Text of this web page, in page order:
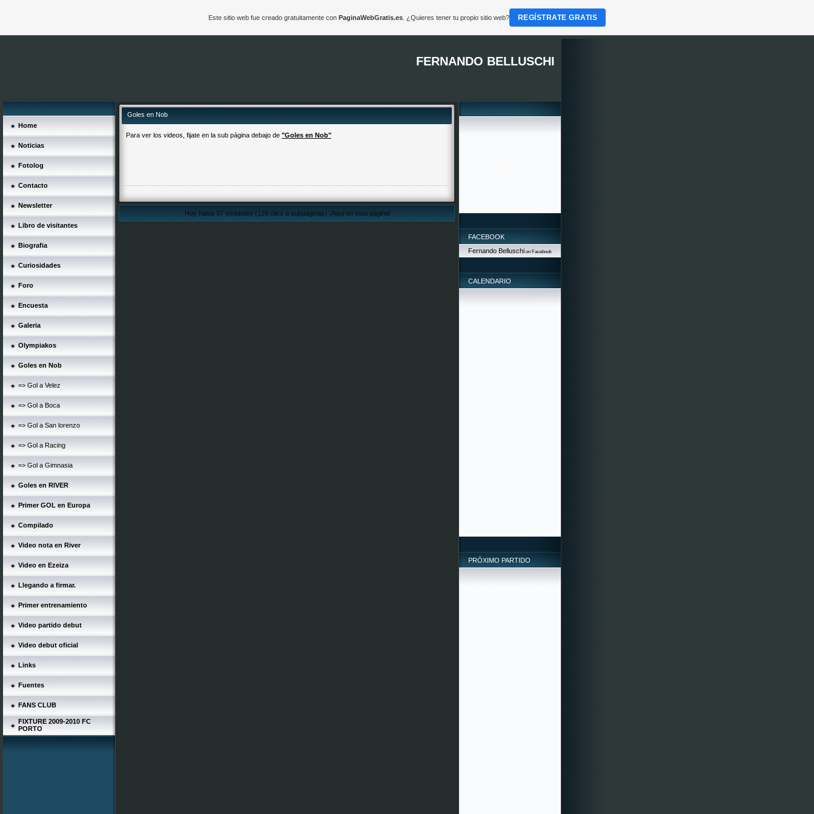
FERNANDO BELLUSCHI
Home
Noticias
Fotolog
Contacto
Newsletter
Libro de visitantes
Biografia
Curiosidades
Foro
Encuesta
Galeria
Olympiakos
Goles en Nob
=> Gol a Velez
=> Gol a Boca
=> Gol a San lorenzo
=> Gol a Racing
=> Gol a Gimnasia
Goles en RIVER
Primer GOL en Europa
Compilado
Video nota en River
Video en Ezeiza
Llegando a firmar.
Primer entrenamiento
Video partido debut
Video debut oficial
Links
Fuentes
FANS CLUB
FIXTURE 2009-2010 FC
PORTO
Goles en Nob
Para ver los videos, fijate en la sub página debajo de "Goles en Nob"
Hoy habia 97 visitantes (129 clics a subpáginas) ¡Aqui en esta página!
FACEBOOK
Fernando Belluschi on Facebook
CALENDARIO
PRÓXIMO PARTIDO
Este sitio web fue creado gratuitamente con PaginaWebGratis.es. ¿Quieres tener tu propio sitio web? REGÍSTRATE GRATIS